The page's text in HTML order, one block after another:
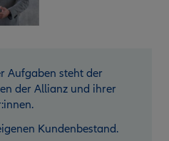
Aufgaben steht der
der Allianz und ihrer
Kundenbestand.